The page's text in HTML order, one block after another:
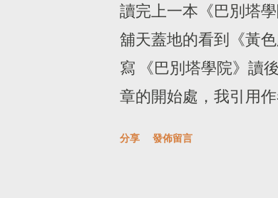
by digital issues.
theories and toolkits
digital market. While
services, it does
讀完上一本《巴別塔
舖天蓋地的看到《黃
寫 《巴別塔學院》讀
章的開始處，我引用
分享 發佈留言